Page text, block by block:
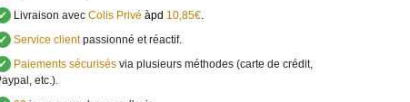
✔ Livraison avecColis Privé àpd 10,85€.
✔ Service clientpassionné et réactif.
✔ Paiements sécurisésvia plusieurs méthodes (carte de crédit,
etc.).